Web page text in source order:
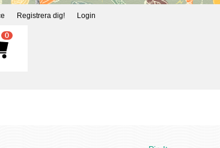
Registrera dig! Login
0